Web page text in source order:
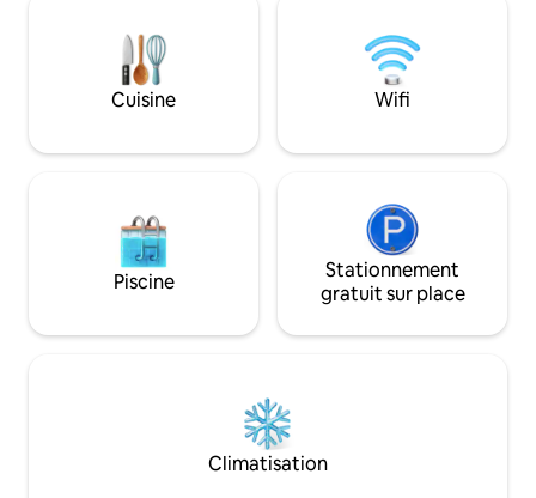
nécessaires pour un séjour fluide, y
compris une piscine extérieure
chauffée, 4 jacuzzis surdimensionnés,
un sauna et une buanderie. Parking
le domaine skiable de Breck, ferme le
des équipements
notamment des
extérieur, du
fitness.
et de nombreux
Cuisine Wifi
Piscine
Stationnement
gratuit sur place
Climatisation